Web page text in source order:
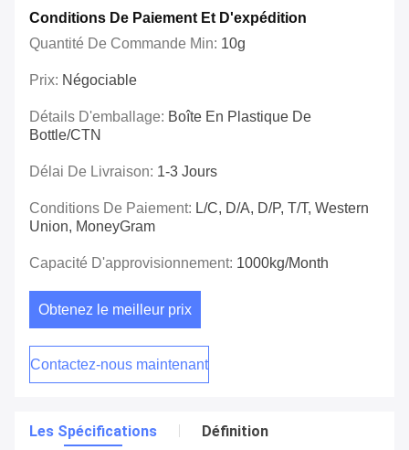
Conditions De Paiement Et D'expédition
Quantité De Commande Min: 10g
Prix: Négociable
Détails D'emballage: Boîte En Plastique De
Bottle/CTN
Délai De Livraison: 1-3 Jours
Conditions De Paiement: L/C, D/A, D/P, T/T, Western
Union, MoneyGram
Capacité D'approvisionnement: 1000kg/month
Obtenez le meilleur prix
Contactez-nous maintenant
Les Spécifications Définition